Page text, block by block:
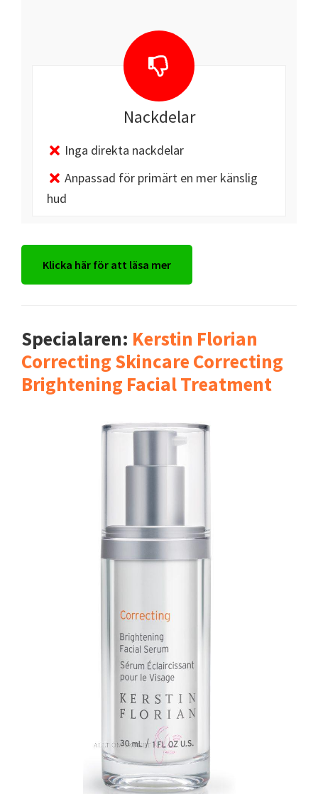
Nackdelar
Inga direkta nackdelar
Anpassad för primärt en mer känslig
hud
Klicka här för att läsa mer
Specialaren: Kerstin Florian
Correcting Skincare Correcting
Brightening Facial Treatment